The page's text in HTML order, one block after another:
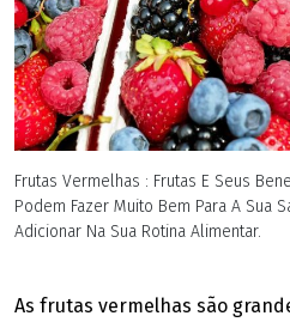
Frutas Vermelhas : Frutas E Seus
Podem Fazer Muito Bem Para A Sua
Adicionar Na Sua Rotina Alimentar.
As frutas vermelhas são